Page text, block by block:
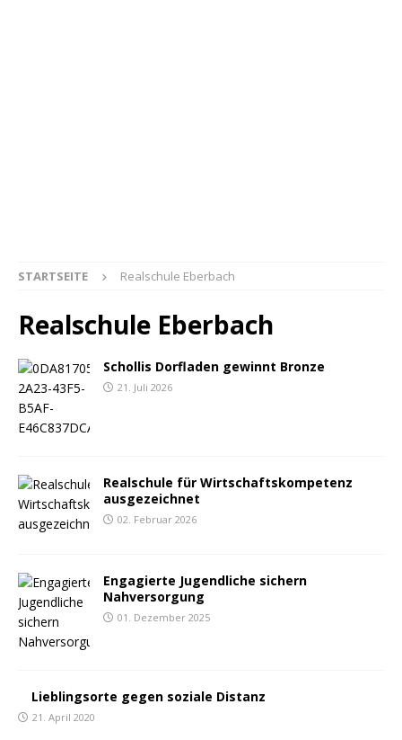
STARTSEITE Realschule Eberbach
Realschule Eberbach
Schollis Dorfladen gewinnt Bronze
21. Juli 2026
Realschule für Wirtschaftskompetenz
ausgezeichnet
02. Februar 2026
Engagierte Jugendliche sichern
Nahversorgung
01. Dezember 2025
Lieblingsorte gegen soziale Distanz
21. April 2020